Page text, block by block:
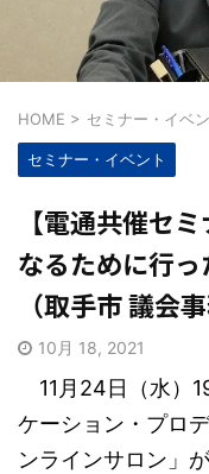
HOME > セミナー・イベ
セミナー・イベント
【電通共催セ
なるために行
（取手市 議会
10月 18, 2021
11月24日（水）
ケーション・プロ
ンラインサロン」